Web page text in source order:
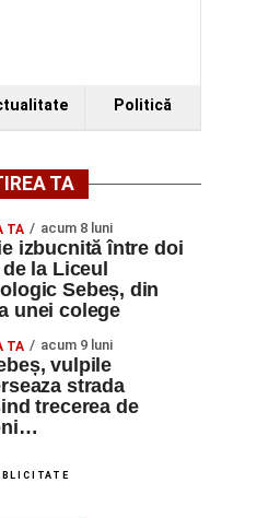
Politică
TA
TA acum 8 luni
izbucnită între doi
la Liceul
Sebeș, din
unei colege
TA acum 9 luni
vulpile
strada
trecerea de